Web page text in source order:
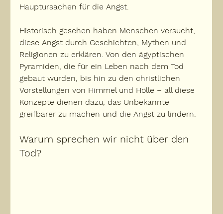
Hauptursachen für die Angst.
Historisch gesehen haben Menschen versucht,
diese Angst durch Geschichten, Mythen und
Religionen zu erklären. Von den ägyptischen
Pyramiden, die für ein Leben nach dem Tod
gebaut wurden, bis hin zu den christlichen
Vorstellungen von Himmel und Hölle – all diese
Konzepte dienen dazu, das Unbekannte
greifbarer zu machen und die Angst zu lindern.
Warum sprechen wir nicht über den
Tod?